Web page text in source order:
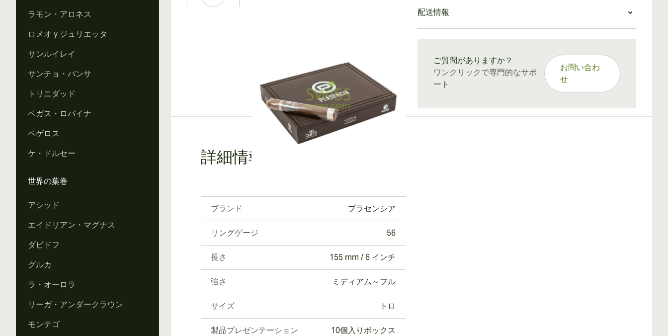
ラモン・アロネス
ロメオ y ジュリエッタ
サンルイレイ
サンチョ・パンサ
トリニダッド
ベガス・ロバイナ
ベゲロス
ケ・ドルセー
世界の葉巻
アシッド
エイドリアン・マグナス
ダビドフ
グルカ
ラ・オーロラ
リーガ・アンダークラウン
モンテゴ
View larger image
配送情報
ご質問がありますか？
ワンクリックで専門的なサポ
ート
お問い合わ
せ
詳細情報
ブランド プラセンシア
リングゲージ 56
長さ 155 mm / 6 インチ
強さ ミディアム～フル
サイズ トロ
製品プレゼンテーション 10個入りボックス